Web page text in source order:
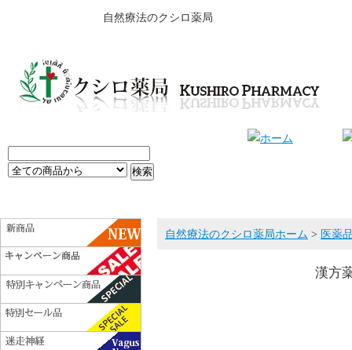
自然療法のクシロ薬局
自然療法のクシロ薬局ホーム > 医薬
漢方